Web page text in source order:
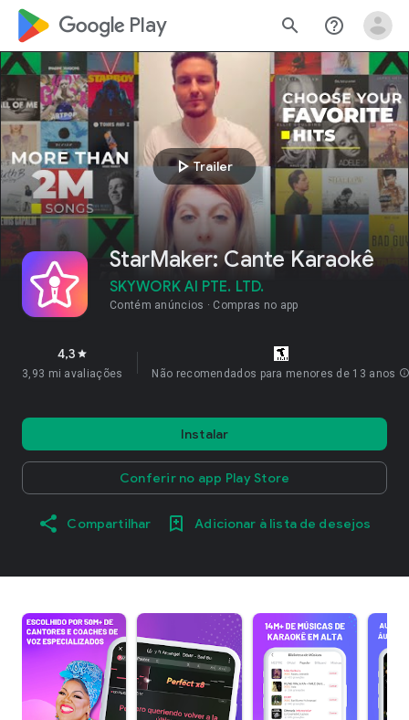
google_logo Play search help_outline
play_arrowTrailer
StarMaker: Cante Karaokê
SKYWORK AI PTE. LTD.
Contém anúncios Compras no app
4,3 star
3,93 mi avaliações Não recomendados para menores de 13 anos
Instalar
Conferir no app Play Store
Compartilhar Adicionar à lista de desejos